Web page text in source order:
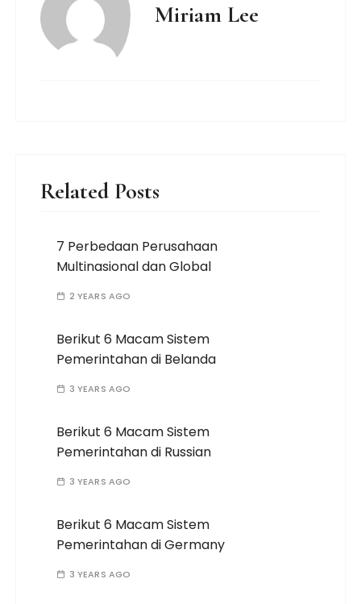
Miriam Lee
Related Posts
7 Perbedaan Perusahaan
Multinasional dan Global
2 YEARS AGO
Berikut 6 Macam Sistem
Pemerintahan di Belanda
3 YEARS AGO
Berikut 6 Macam Sistem
Pemerintahan di Russian
3 YEARS AGO
Berikut 6 Macam Sistem
Pemerintahan di Germany
3 YEARS AGO